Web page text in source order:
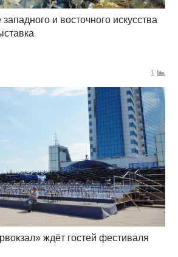
и восточного искусства
1
ждёт гостей фестиваля